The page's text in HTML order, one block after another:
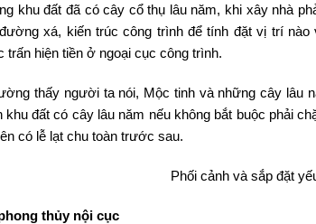
khu đất đã có cây cổ thụ lâu năm, khi xây nhà
xá, kiến trúc công trình để tính đặt vị trí
trấn hiện tiền ở ngoại cục công trình.
thấy người ta nói, Mộc tinh và những cây lâu
khu đất có cây lâu năm nếu không bắt buộc phải
có lễ lạt chu toàn trước sau.
thủy nội cục